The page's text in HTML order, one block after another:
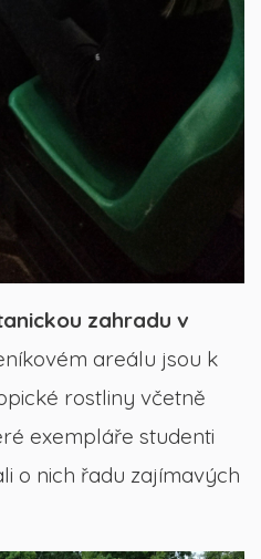
zahradu v
areálu jsou k
rostliny včetně
exempláře studenti
o nich řadu zajímavých